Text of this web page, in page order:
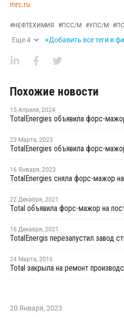
mrc.ru
#НЕФТЕХИМИЯ #ПСС/М #УПС/М #
Еще4 +Добавить все теги в
Похожие новости
15 Апреля, 2024
23 Марта, 2023
16 Января, 2023
TotalEnergies сняла форс-мажор
22 Декабря, 2021
Total объявила форс-мажор на
16 Декабря, 2021
24 Марта, 2016
Total закрыла на ремонт
20 Января, 2023